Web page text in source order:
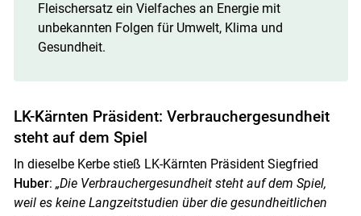
Fleischersatz ein Vielfaches an Energie mit
unbekannten Folgen für Umwelt, Klima und
Gesundheit.
LK-Kärnten Präsident: Verbrauchergesundheit
steht auf dem Spiel
In dieselbe Kerbe stieß LK-Kärnten Präsident Siegfried
Huber: „Die Verbrauchergesundheit steht auf dem Spiel,
weil es keine Langzeitstudien über die gesundheitlichen